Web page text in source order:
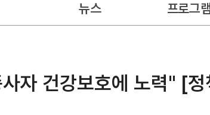
뉴스 프로그
자 건강보호에 노력" [